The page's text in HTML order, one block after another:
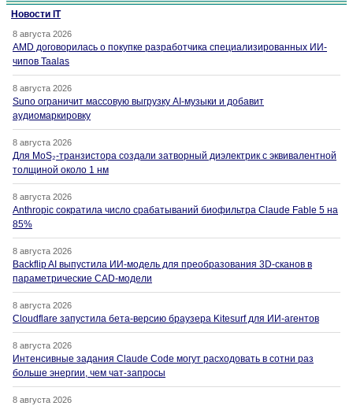
Новости IT
8 августа 2026
AMD договорилась о покупке разработчика специализированных ИИ-
чипов Taalas
8 августа 2026
Suno ограничит массовую выгрузку AI-музыки и добавит
аудиомаркировку
8 августа 2026
Для MoS₂-транзистора создали затворный диэлектрик с эквивалентной
толщиной около 1 нм
8 августа 2026
Anthropic сократила число срабатываний биофильтра Claude Fable 5 на
85%
8 августа 2026
Backflip AI выпустила ИИ-модель для преобразования 3D-сканов в
параметрические CAD-модели
8 августа 2026
Cloudflare запустила бета-версию браузера Kitesurf для ИИ-агентов
8 августа 2026
Интенсивные задания Claude Code могут расходовать в сотни раз
больше энергии, чем чат-запросы
8 августа 2026